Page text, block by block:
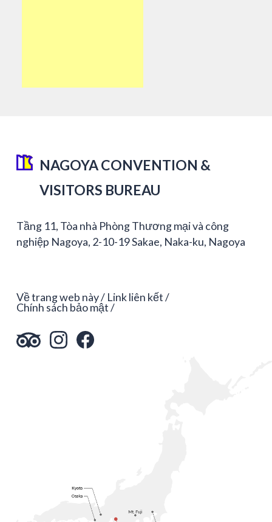
NAGOYA CONVENTION &
VISITORS BUREAU
Tầng 11, Tòa nhà Phòng Thương mại và công
nghiệp Nagoya, 2-10-19 Sakae, Naka-ku, Nagoya
Về trang web này Link liên kết
Chính sách bảo mật